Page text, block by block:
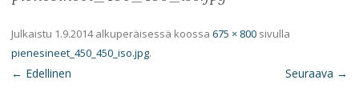
Julkaistu 1.9.2014alkuperäisessä koossa 675 × 800 sivulla
pienesineet_450_450_iso.jpg.
← Edellinen Seuraava →